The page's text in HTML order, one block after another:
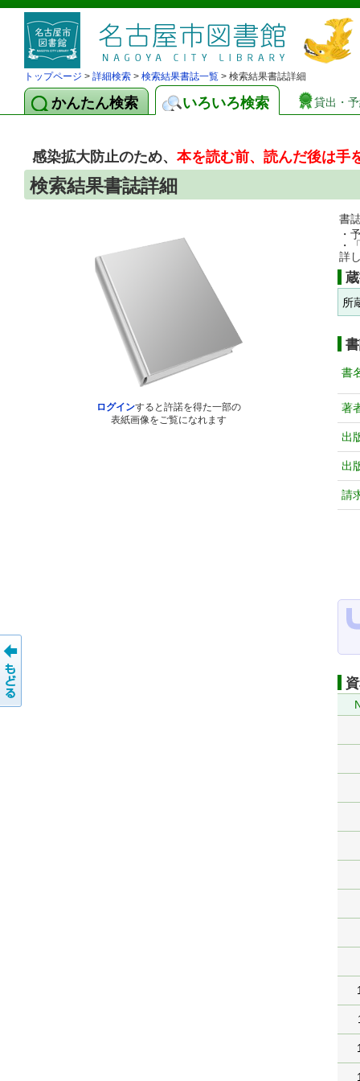
トップページ > 詳細検索 > 検索結果書誌一覧 > 検索結果書誌詳細
かんたん検索 いろいろ検索 貸出・
感染拡大防止のため、 本を読む前、読んだ後は手
検索結果書誌詳細
ログインすると許諾を得た一部の
表紙画像をご覧になれます
書
・
・
詳
所
書
著
出
出
請